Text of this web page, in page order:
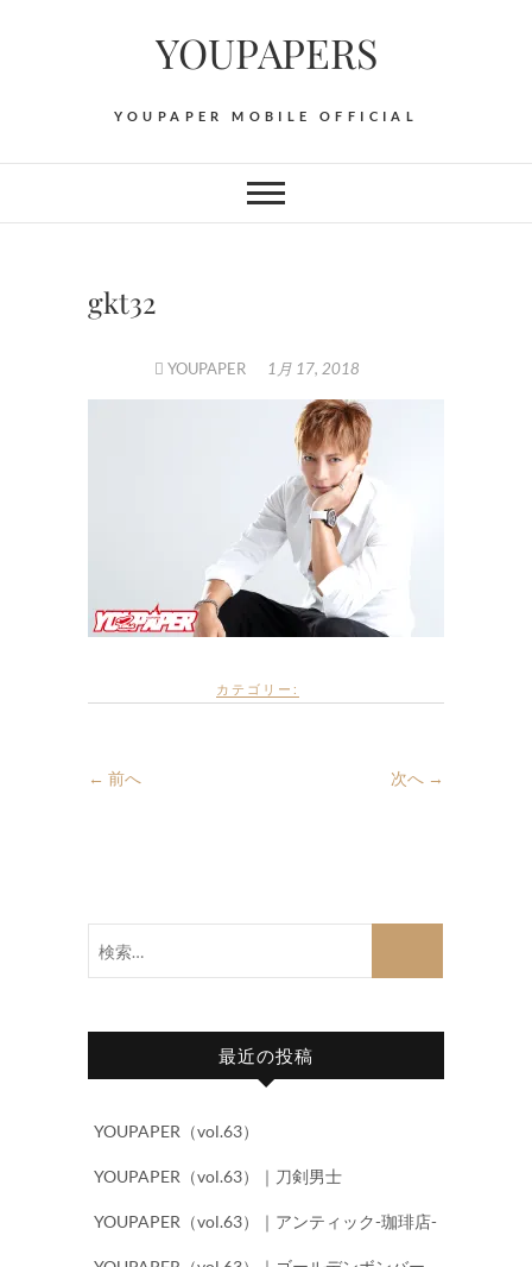
YOUPAPERS
YOUPAPER MOBILE OFFICIAL
gkt32
YOUPAPER 1月 17, 2018
カテゴリー:
← 前へ 次へ →
最近の投稿
YOUPAPER（vol.63）
YOUPAPER（vol.63）｜刀剣男士
YOUPAPER（vol.63）｜アンティック-珈琲店-